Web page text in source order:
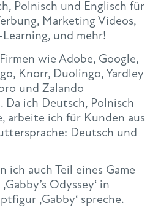
Polnisch und Englisch für
Marketing Videos,
und mehr!
wie Adobe, Google,
Knorr, Duolingo, Yardley
und Zalando
Da ich Deutsch, Polnisch
arbeite ich für Kunden aus
Deutsch und
ich auch Teil eines Game
Odyssey‘ in
‚Gabby‘ spreche.